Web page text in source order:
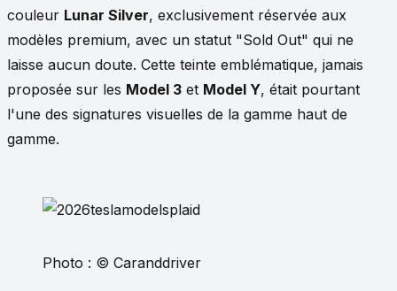
couleur Lunar Silver, exclusivement réservée aux
modèles premium, avec un statut "Sold Out" qui ne
laisse aucun doute. Cette teinte emblématique, jamais
proposée sur les Model 3 et Model Y, était pourtant
l'une des signatures visuelles de la gamme haut de
gamme.
Photo : © Caranddriver